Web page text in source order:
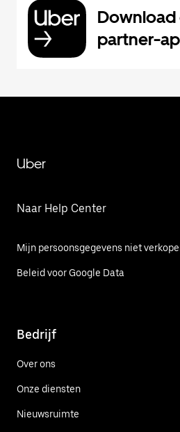
Download
partner-
Uber
Naar Help Center
Mijn persoonsgegevens niet
Beleid voor Google Data
Bedrijf
Over ons
Onze diensten
Nieuwsruimte